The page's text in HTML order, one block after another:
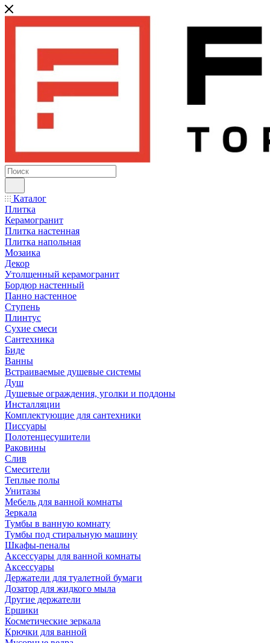
Каталог
Плитка
Керамогранит
Плитка настенная
Плитка напольная
Мозаика
Декор
Утолщенный керамогранит
Бордюр настенный
Панно настенное
Ступень
Плинтус
Сухие смеси
Сантехника
Биде
Ванны
Встраиваемые душевые системы
Душ
Душевые ограждения, уголки и поддоны
Инсталляции
Комплектующие для сантехники
Писсуары
Полотенцесушители
Раковины
Слив
Смесители
Теплые полы
Унитазы
Мебель для ванной комнаты
Зеркала
Тумбы в ванную комнату
Тумбы под стиральную машину
Шкафы-пеналы
Аксессуары для ванной комнаты
Аксессуары
Держатели для туалетной бумаги
Дозатор для жидкого мыла
Другие держатели
Ершики
Косметические зеркала
Крючки для ванной